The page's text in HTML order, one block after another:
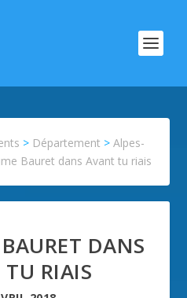
> Département >Alpes-
Bauret dans Avant tu riais
DANS
RIAIS